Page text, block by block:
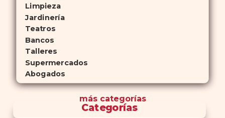
Limpieza
Jardinería
Teatros
Bancos
Talleres
Supermercados
Abogados
máscategorías
Categorías